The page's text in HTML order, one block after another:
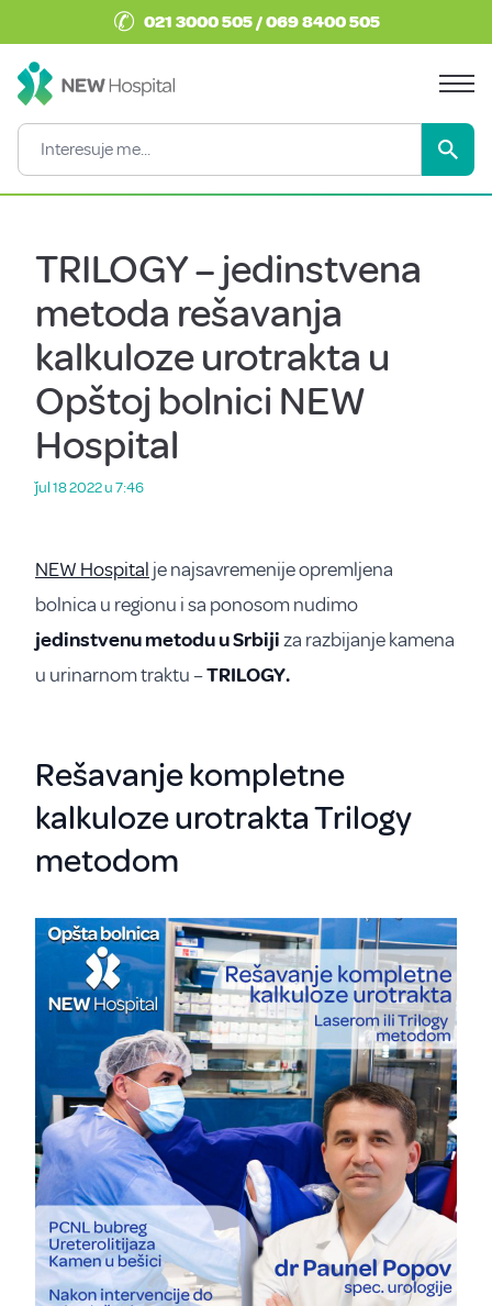
✆ 021 3000 505 / 069 8400 505
TRILOGY – jedinstvena
metoda rešavanja
kalkuloze urotrakta u
Opštoj bolnici NEW
Hospital
ǰul 18 2022 u 7:46
NEW Hospital je najsavremenije opremljena
bolnica u regionu i sa ponosom nudimo
jedinstvenu metodu u Srbijiza razbijanje kamena
u urinarnom traktu –TRILOGY.
Rešavanje kompletne
kalkuloze urotrakta Trilogy
metodom